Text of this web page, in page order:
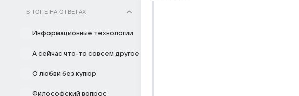
В ТОПЕ НА ОТВЕТАХ
Информационные технологии
А сейчас что-то совсем другое
О любви без купюр
Философский вопрос